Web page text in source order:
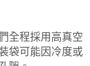
全程採用高真空
袋可能因冷度或